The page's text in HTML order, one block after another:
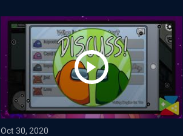
Oct 30, 2020